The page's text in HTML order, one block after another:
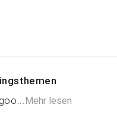
Mehr lesen